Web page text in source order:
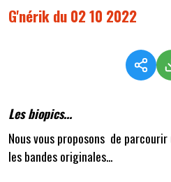
G'nérik du 02 10 2022
Les biopics...
Nous vous proposons de
les bandes originales...